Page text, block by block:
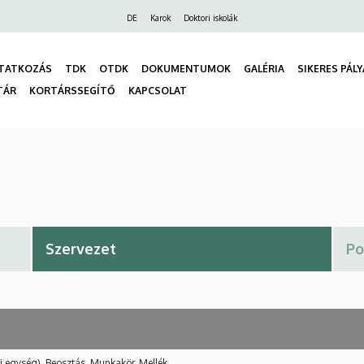
DE Karok Doktori iskolák
TDK OTDK DOKUMENTUMOK GALÉRIA
SIKERES
KORTÁRSSEGÍTŐ KAPCSOLAT